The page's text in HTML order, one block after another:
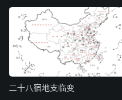
火
火罗夹命福滔
金命生人还不
雄
二十八宿地支临变